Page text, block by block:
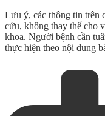
Lưu ý, các thông tin trên
cứu, không thay thế cho
khoa. Người bệnh cần
thực hiện theo nội dung